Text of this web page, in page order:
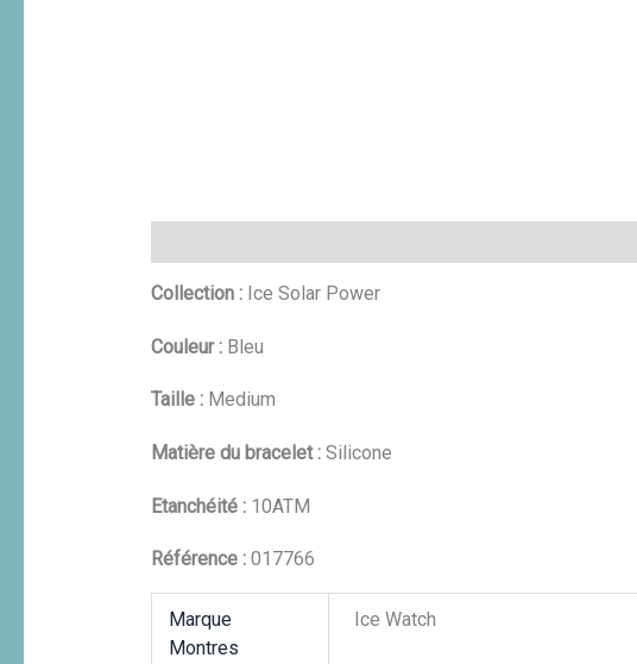
Collection : Ice Solar Power
Couleur : Bleu
Taille : Medium
Matière du bracelet : Silicone
Etanchéité : 10ATM
Référence : 017766
Marque
Montres
Ice Watch